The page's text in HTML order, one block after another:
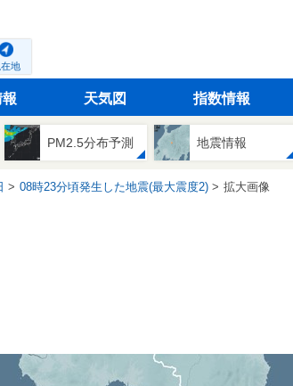
地
報 天気図 指数情報
PM2.5分布予測 地震情報
08時23分頃発生した地震(最大震度2) 拡大画像